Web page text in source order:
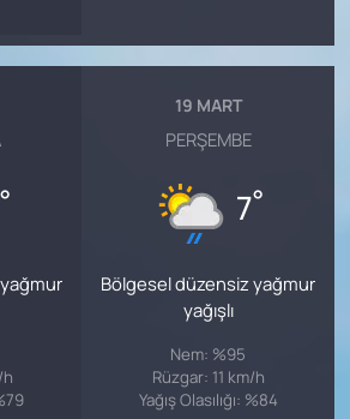
°
h
19 MART
PERŞEMBE
7°
Bölgesel düzensiz yağmur
yağışlı
Nem: %95
Rüzgar: 11 km/h
Yağış Olasılığı: %84